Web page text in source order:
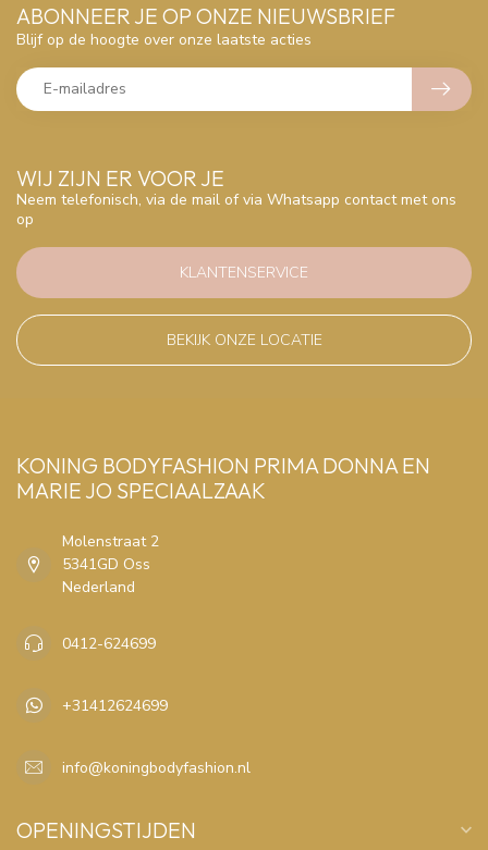
WIJ ZIJN ER VOOR JE
Neem telefonisch, via de mail of via Whatsapp contact met ons
op
KLANTENSERVICE
BEKIJK ONZE LOCATIE
ABONNEER JE OP ONZE NIEUWSBRIEF
Blijf op de hoogte over onze laatste acties
KONING BODYFASHION PRIMA DONNA EN
MARIE JO SPECIAALZAAK
Molenstraat 2
5341GD Oss
Nederland
0412-624699
+31412624699
info@koningbodyfashion.nl
OPENINGSTIJDEN